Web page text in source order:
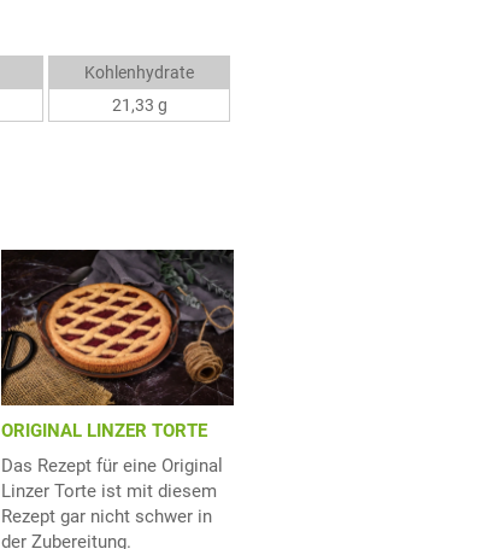
Kohlenhydrate
21,33 g
ORIGINAL LINZER TORTE
Das Rezept für eine Original
Linzer Torte ist mit diesem
Rezept gar nicht schwer in
der Zubereitung.